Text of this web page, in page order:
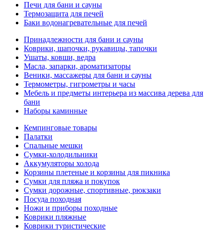
Печи для бани и сауны
Термозащита для печей
Баки водонагревательные для печей
Принадлежности для бани и сауны
Коврики, шапочки, рукавицы, тапочки
Ушаты, ковши, ведра
Масла, запарки, ароматизаторы
Веники, массажеры для бани и сауны
Термометры, гигрометры и часы
Мебель и предметы интерьера из массива дерева для
бани
Наборы каминные
Кемпинговые товары
Палатки
Спальные мешки
Сумки-холодильники
Аккумуляторы холода
Корзины плетеные и корзины для пикника
Сумки для пляжа и покупок
Сумки дорожные, спортивные, рюкзаки
Посуда походная
Ножи и приборы походные
Коврики пляжные
Коврики туристические